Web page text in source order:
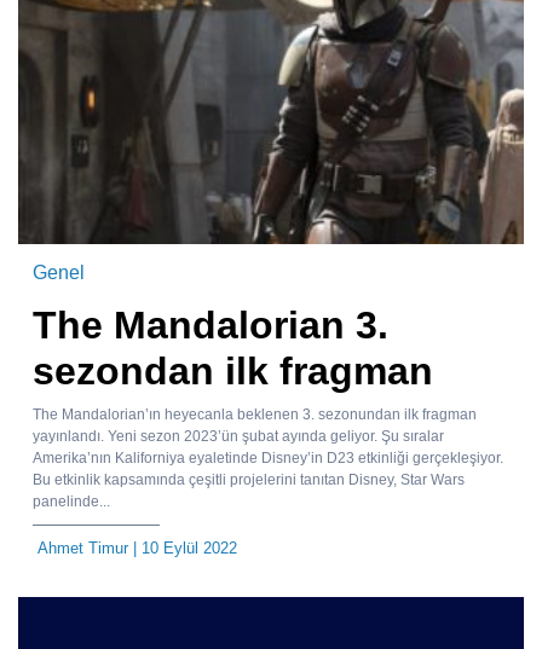
Genel
The Mandalorian 3.
sezondan ilk fragman
The Mandalorian’ın heyecanla beklenen 3. sezonundan ilk fragman
yayınlandı. Yeni sezon 2023’ün şubat ayında geliyor. Şu sıralar
Amerika’nın Kaliforniya eyaletinde Disney’in D23 etkinliği gerçekleşiyor.
Bu etkinlik kapsamında çeşitli projelerini tanıtan Disney, Star Wars
panelinde...
Ahmet Timur| 10 Eylül 2022